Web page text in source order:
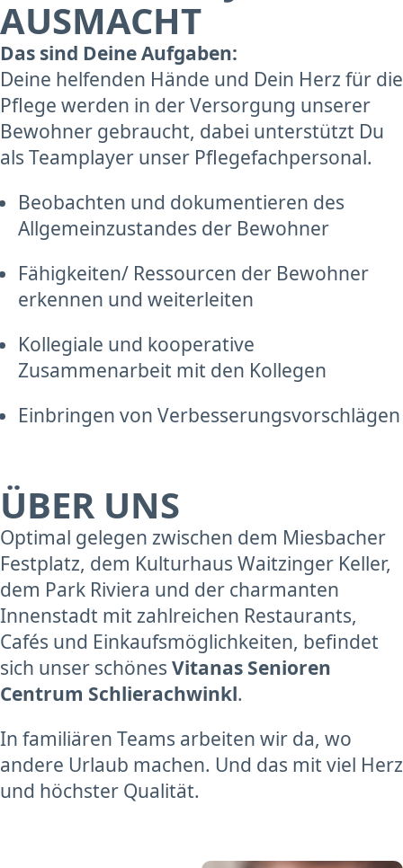
AUSMACHT
Das sind Deine Aufgaben:
Deine helfenden Hände und Dein Herz für die
Pflege werden in der Versorgung unserer
Bewohner gebraucht, dabei unterstützt Du
als Teamplayer unser Pflegefachpersonal.
Beobachten und dokumentieren des
Allgemeinzustandes der Bewohner
Fähigkeiten/ Ressourcen der Bewohner
erkennen und weiterleiten
Kollegiale und kooperative
Zusammenarbeit mit den Kollegen
Einbringen von Verbesserungsvorschlägen
ÜBER UNS
Optimal gelegen zwischen dem Miesbacher
Festplatz, dem Kulturhaus Waitzinger Keller,
dem Park Riviera und der charmanten
Innenstadt mit zahlreichen Restaurants,
Cafés und Einkaufsmöglichkeiten, befindet
sich unser schönes Vitanas Senioren
Centrum Schlierachwinkl.
In familiären Teams arbeiten wir da, wo
andere Urlaub machen. Und das mit viel Herz
und höchster Qualität.